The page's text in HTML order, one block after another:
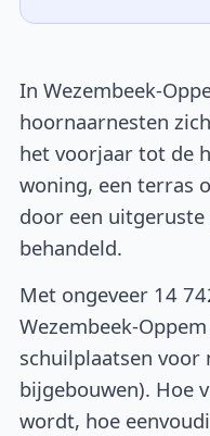
In Wezembeek-
hoornaarnesten
het voorjaar tot de
woning, een terras
door een
behandeld.
Met ongeveer 14
Wezembeek-
schuilplaatsen voor
bijgebouwen). Hoe
wordt, hoe